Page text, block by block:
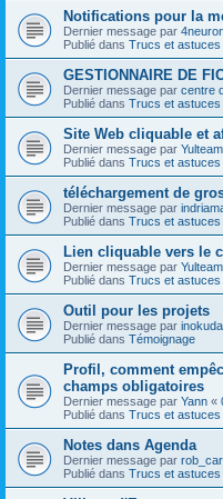
Notifications pour la
Dernier message par
Publié dans Trucs et astuces
GESTIONNAIRE DE
Dernier message par centre
Publié dans Trucs et astuces
Site Web cliquable et
Dernier message par
Publié dans Trucs et astuces
téléchargement de
Dernier message par
Publié dans Trucs et astuces
Lien cliquable vers le
Dernier message par
Publié dans Trucs et astuces
Outil pour les projets
Dernier message par
Publié dans Témoignage
Profil, comment
champs obligatoires
Dernier message par Yann «
Publié dans Trucs et astuces
Notes dans Agenda
Dernier message par
Publié dans Trucs et astuces